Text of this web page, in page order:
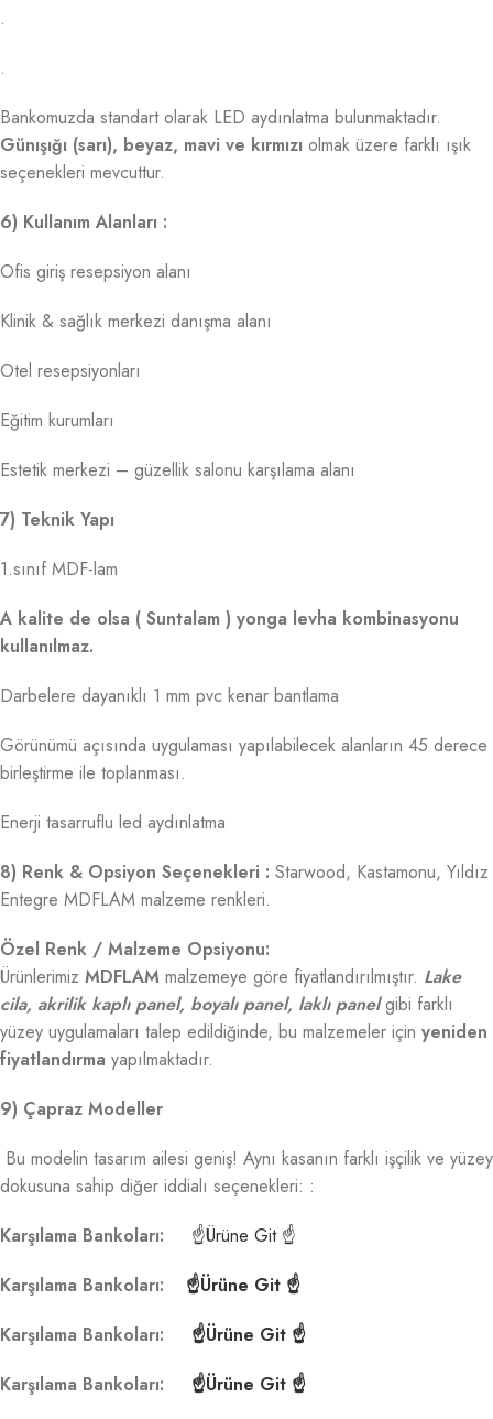
.
.
Bankomuzda standart olarak LED aydınlatma bulunmaktadır.
Günışığı (sarı), beyaz, mavi ve kırmızı olmak üzere farklı ışık
seçenekleri mevcuttur.
6) Kullanım Alanları :
Ofis giriş resepsiyon alanı
Klinik & sağlık merkezi danışma alanı
Otel resepsiyonları
Eğitim kurumları
Estetik merkezi – güzellik salonu karşılama alanı
7) Teknik Yapı
1.sınıf MDF-lam
A kalite de olsa ( Suntalam ) yonga levha kombinasyonu
kullanılmaz.
Darbelere dayanıklı 1 mm pvc kenar bantlama
Görünümü açısında uygulaması yapılabilecek alanların 45 derece
birleştirme ile toplanması.
Enerji tasarruflu led aydınlatma
8) Renk & Opsiyon Seçenekleri : Starwood, Kastamonu, Yıldız
Entegre MDFLAM malzeme renkleri.
Özel Renk / Malzeme Opsiyonu:
Ürünlerimiz MDFLAM malzemeye göre fiyatlandırılmıştır. Lake
cila, akrilik kaplı panel, boyalı panel, laklı panel gibi farklı
yüzey uygulamaları talep edildiğinde, bu malzemeler için yeniden
fiyatlandırma yapılmaktadır.
9) Çapraz Modeller
Bu modelin tasarım ailesi geniş! Aynı kasanın farklı işçilik ve yüzey
dokusuna sahip diğer iddialı seçenekleri: :
Karşılama Bankoları:
☝Ürüne Git ☝
Karşılama Bankoları: ☝Ürüne Git ☝
Karşılama Bankoları: ☝Ürüne Git ☝
Karşılama Bankoları: ☝Ürüne Git ☝